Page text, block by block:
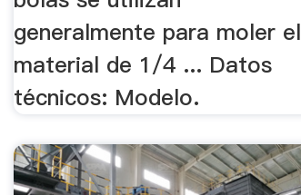
generalmente para moler el
material de 1/4 ... Datos
técnicos: Modelo.